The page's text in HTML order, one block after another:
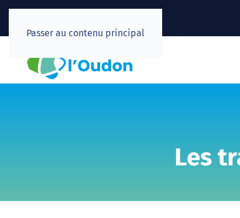
Passer au contenu principal
Les